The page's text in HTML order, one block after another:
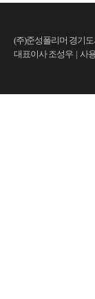
(주)준성폴리머 경기도
대표이사 조성우 | 사용